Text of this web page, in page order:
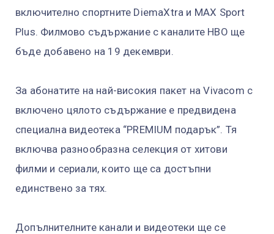
включително спортните DiemaXtra и MAX Sport
Plus. Филмово съдържание с каналите HBO ще
бъде добавено на 19 декември.
За абонатите на най-високия пакет на Vivacom с
включено цялото съдържание е предвидена
специална видеотека “PREMIUM подарък”. Тя
включва разнообразна селекция от хитови
филми и сериали, които ще са достъпни
единствено за тях.
Допълнителните канали и видеотеки ще се